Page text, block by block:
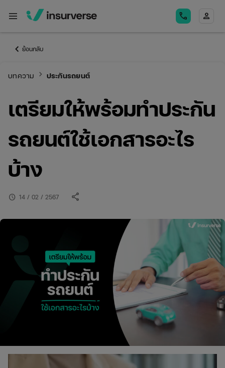
menu call person
keyboard_arrow_left ย้อนกลับ
บทความ keyboard_arrow_right ประกันรถยนต์
เตรียมให้พร้อมทําประกัน
รถยนต์ใช้เอกสารอะไร
บ้าง
schedule 14 / 02 / 2567 share